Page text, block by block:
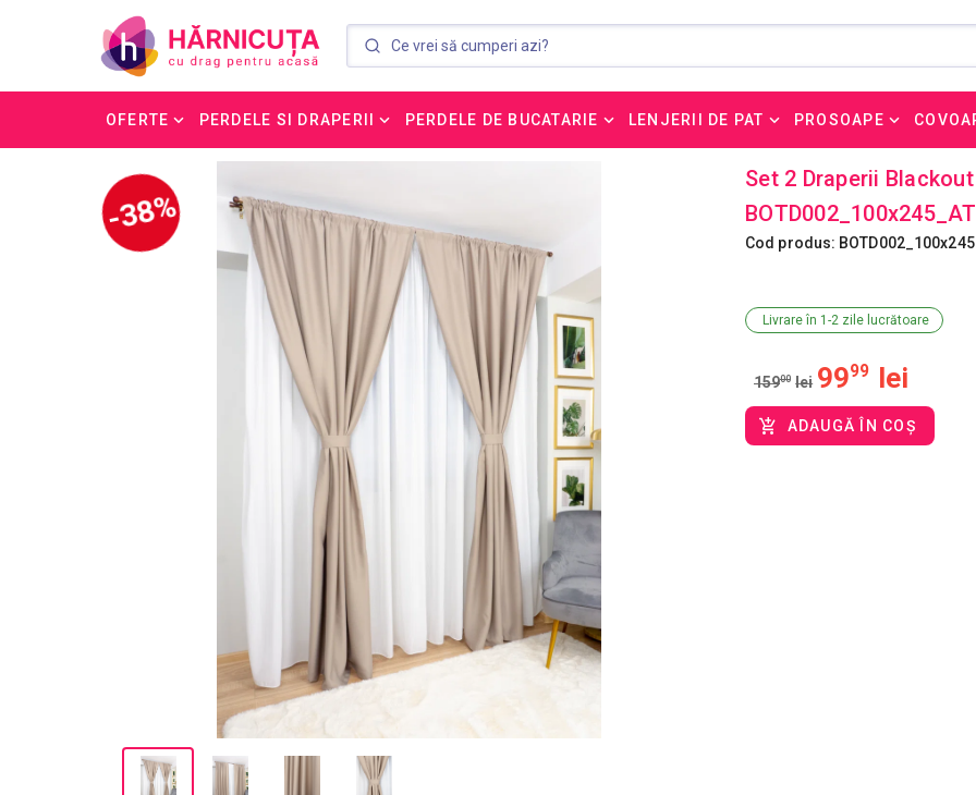
OFERTE PERDELE SI DRAPERII PERDELE DE BUCATARIE LENJERII DE PAT PROSOAPE
-38%
Set 2 Draperii
Cod produs:
Livrare în 1-2 zile lucrătoare
15900 lei 9999 lei
ADAUGĂ ÎN COȘ